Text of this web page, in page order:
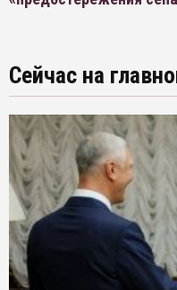
Сейчас на